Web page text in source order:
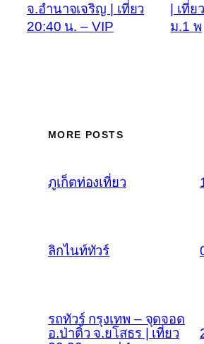
จ.อำนาจเจริญ | เที่ยว
20:40 น. – VIP
| เที่ย
ม.1 พ
MORE POSTS
ภูเก็ตท่องเที่ยว
ลิกไนท์ทัวร์
รถทัวร์ กรุงเทพ – จุดจอด
อ.ป่าติ้ว จ.ยโสธร | เที่ยว